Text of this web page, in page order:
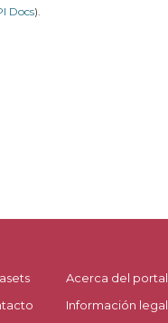
Docs).
Acerca del portal
Información legal